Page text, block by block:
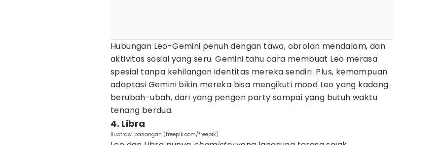
Hubungan Leo-Gemini penuh dengan tawa, obrolan mendalam, dan
aktivitas sosial yang seru. Gemini tahu cara membuat Leo merasa
spesial tanpa kehilangan identitas mereka sendiri. Plus, kemampuan
adaptasi Gemini bikin mereka bisa mengikuti mood Leo yang kadang
berubah-ubah, dari yang pengen party sampai yang butuh waktu
tenang berdua.
4. Libra
Ilustrasi pasangan (freepik.com/freepik)